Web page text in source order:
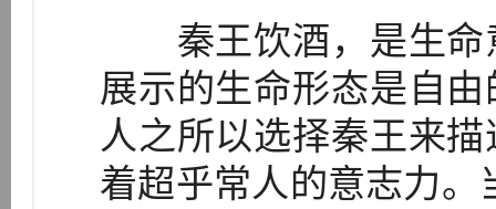
秦王饮酒，是生命
展示的生命形态是自
人之所以选择秦王来
着超乎常人的意志力。